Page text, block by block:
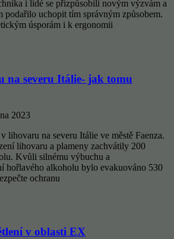
i lidé se přizpůsobili novým výzvám a
podařilo uchopit tím správným způsobem.
úsporám i k ergonomii
na severu Itálie- jak tomu
2023
lihovaru na severu Itálie ve městě Faenza.
lihovaru a plameny zachvátily 200
Kvůli silnému výbuchu a
hořlavého alkoholu bylo evakuováno 530
ochranu
v oblasti EX